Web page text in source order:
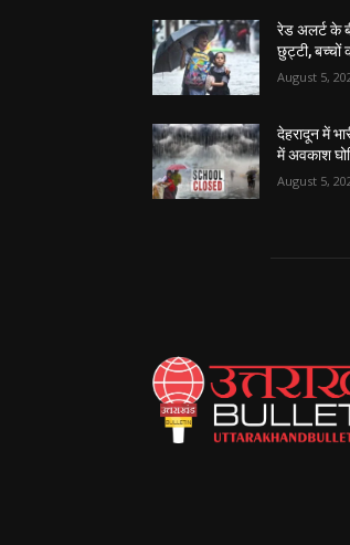
रेड अलर्ट के
छुट्टी, बच्चों
August 5,
देहरादून में
में अवकाश
August 5,